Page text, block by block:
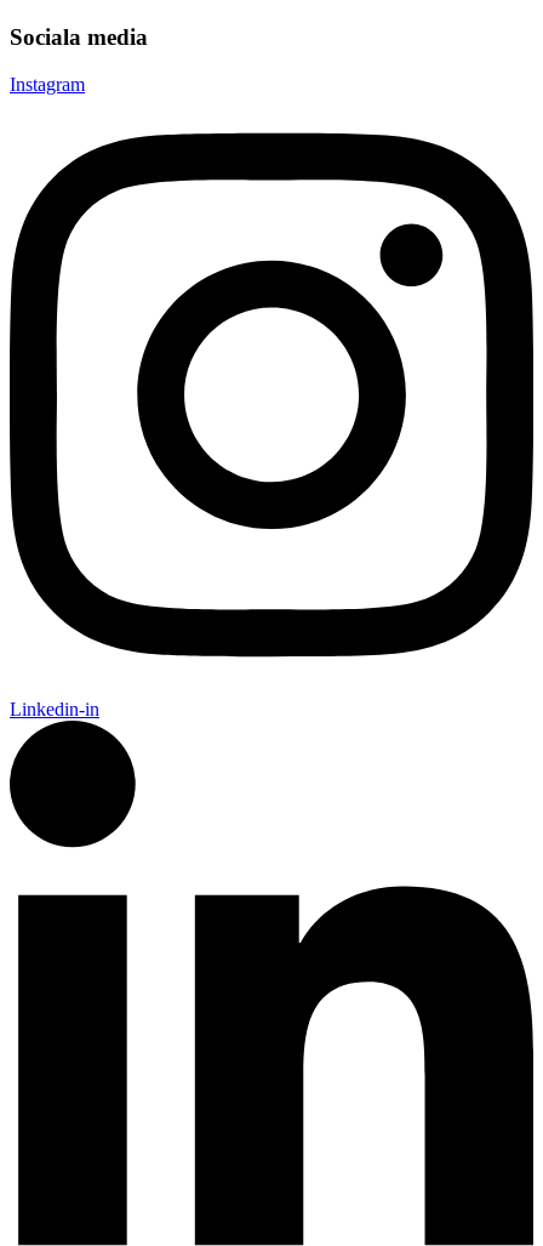
Sociala media
Instagram
Linkedin-in